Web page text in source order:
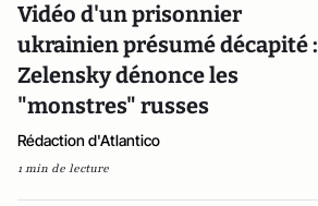
Vidéo d'un prisonnier
ukrainien présumé décapité :
Zelensky dénonce les
"monstres" russes
Rédaction d'Atlantico
1 min de lecture